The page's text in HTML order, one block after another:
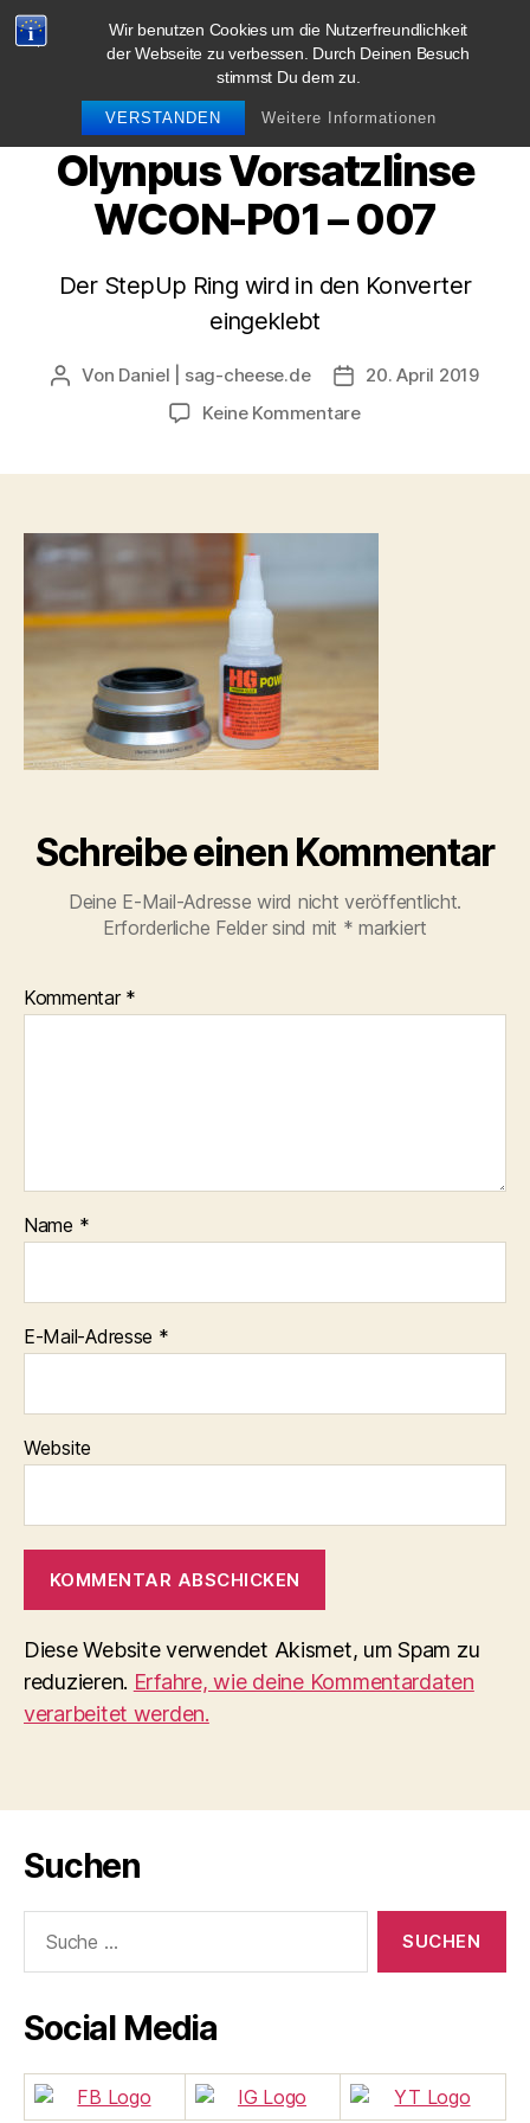
Wir benutzen Cookies um die Nutzerfreundlichkeit
der Webseite zu verbessen. Durch Deinen Besuch
stimmst Du dem zu.
VERSTANDEN Weitere Informationen
blog.sag-cheese.de
Olynpus Vorsatzlinse
WCON-P01 – 007
Der StepUp Ring wird in den Konverter
eingeklebt
Beitragsautor
Von Daniel | sag-cheese.de Beitragsdatum
20. April 2019
Keine Kommentarezu
Schreibe einen Kommentar
Deine E-Mail-Adresse wird nicht veröffentlicht.
Erforderliche Felder sind mit * markiert
Kommentar *
Name *
E-Mail-Adresse *
Website
Diese Website verwendet Akismet, um Spam zu
reduzieren. Erfahre, wie deine Kommentardaten
verarbeitet werden.
Suchen
nach:
Social Media